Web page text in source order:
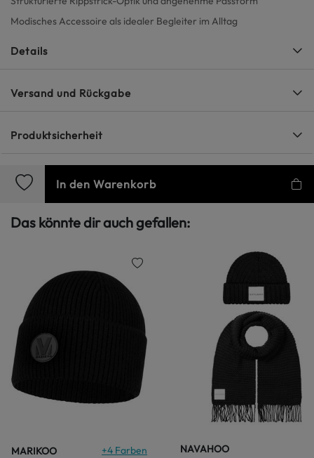
Modisches Accessoire als idealer Begleiter im Alltag
Details
Versand und Rückgabe
Produktsicherheit
In den Warenkorb
Das könnte dir auch gefallen:
MARIKOO +4 Farben
NAVAHOO